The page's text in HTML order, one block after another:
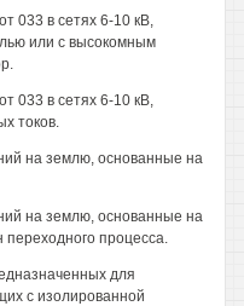
033 в сетях 6-10 кВ,
или с высокомным
033 в сетях 6-10 кВ,
токов.
на землю, основанные на
на землю, основанные на
переходного процесса.
для
с изолированной